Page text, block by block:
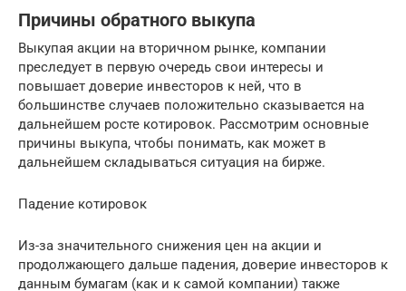
Причины обратного выкупа
Выкупая акции на вторичном рынке, компании
преследует в первую очередь свои интересы и
повышает доверие инвесторов к ней, что в
большинстве случаев положительно сказывается на
дальнейшем росте котировок. Рассмотрим основные
причины выкупа, чтобы понимать, как может в
дальнейшем складываться ситуация на бирже.
Падение котировок
Из-за значительного снижения цен на акции и
продолжающего дальше падения, доверие инвесторов к
данным бумагам (как и к самой компании) также